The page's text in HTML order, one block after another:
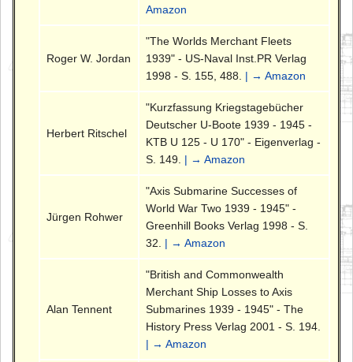
Amazon
Roger W. Jordan
"The Worlds Merchant Fleets
1939" - US-Naval Inst.PR Verlag
1998 - S. 155, 488. | → Amazon
Herbert Ritschel
"Kurzfassung Kriegstagebücher
Deutscher U-Boote 1939 - 1945 -
KTB U 125 - U 170" - Eigenverlag -
S. 149. | → Amazon
Jürgen Rohwer
"Axis Submarine Successes of
World War Two 1939 - 1945" -
Greenhill Books Verlag 1998 - S.
32. | → Amazon
Alan Tennent
"British and Commonwealth
Merchant Ship Losses to Axis
Submarines 1939 - 1945" - The
History Press Verlag 2001 - S. 194.
| → Amazon